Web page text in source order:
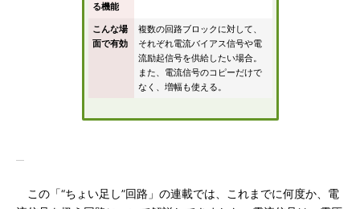
る機能
こんな場
面で有効
複数の回路ブロックに対して、
それぞれ電流バイアス信号や電
流励起信号を供給したい場合。
また、電流信号のコピーだけで
なく、増幅も使える。
この「“ちょい足し”回路」の連載では、これまでに何度か、電